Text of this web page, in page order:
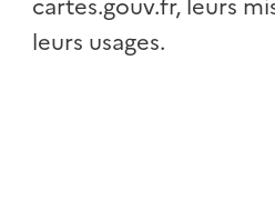
cartes.gouv.fr, leurs
leurs usages.